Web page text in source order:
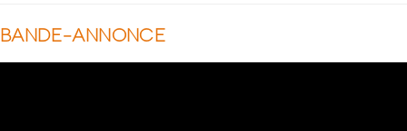
BANDE-ANNONCE